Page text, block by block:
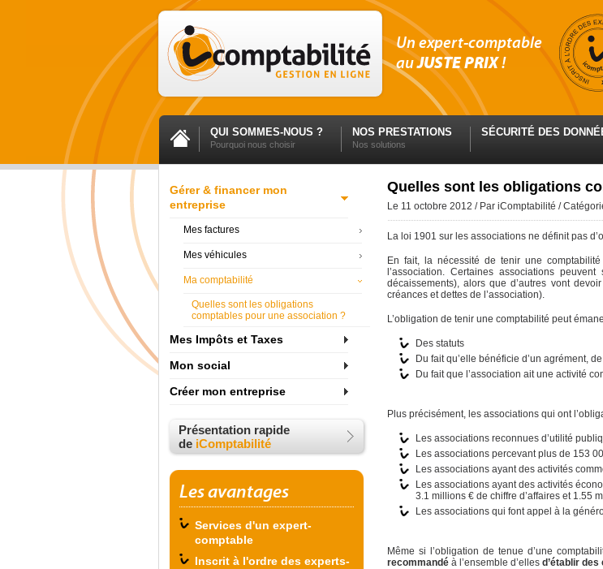
Un expert-comptable
auJUSTE PRIX!
QUI SOMMES-NOUS ?
Pourquoi nous choisir
NOS PRESTATIONS
Nos solutions
SÉCURITÉ DES
Gérer & financer mon
entreprise
Mes factures
Mes véhicules
Ma comptabilité
Quelles sont les obligations
comptables pour une association ?
Mes Impôts et Taxes
Mon social
Créer mon entreprise
Présentation rapide
de iComptabilité
Les avantages
Services d'un expert-
comptable
Inscrit à l'ordre des experts-
Quelles sont les obligations
Le 11 octobre 2012 / Par iComptabilité /
La loi 1901 sur les associations ne définit pas
En fait, la nécessité de tenir une
l’association. Certaines associations
décaissements), alors que d’autres vont
créances et dettes de l’association).
L’obligation de tenir une comptabilité peut
Des statuts
Du fait qu’elle bénéficie d’un agrément,
Du fait que l’association ait une activité
Plus précisément, les associations qui ont
Les associations reconnues d’utilité
Les associations percevant plus de 153
Les associations ayant des activités
Les associations ayant des activités
3.1 millions € de chiffre d’affaires et 1.55
Les associations qui font appel à la
Même si l’obligation de tenue d’une
recommandé à l’ensemble d’ellesd’établir des